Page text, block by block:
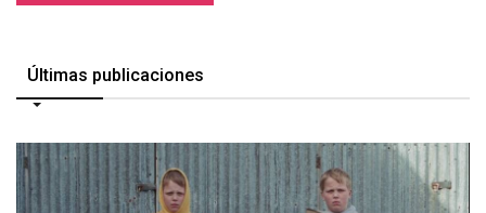
Últimas publicaciones